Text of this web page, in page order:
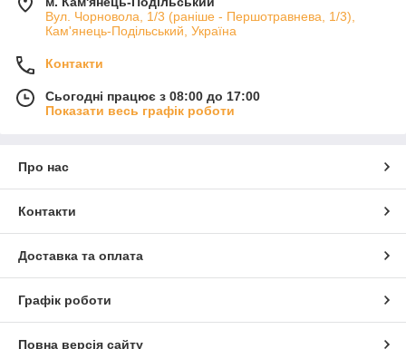
Вул. Чорновола, 1/3 (раніше - Першотравнева, 1/3),
Кам'янець-Подільський, Україна
Контакти
Сьогодні працює з 08:00 до 17:00
Показати весь графік роботи
Про нас
Контакти
Доставка та оплата
Графік роботи
Повна версія сайту